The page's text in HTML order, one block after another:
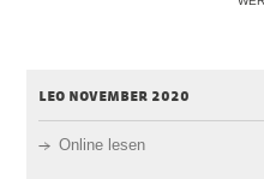
leo november 2020
Online lesen